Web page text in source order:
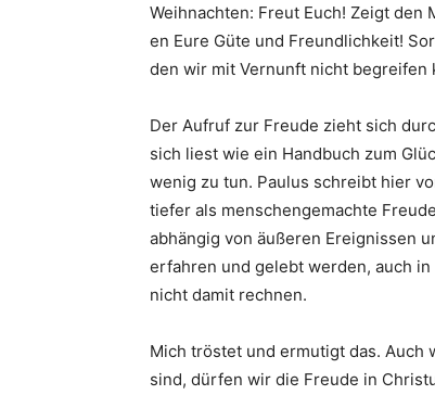
Weihnachten: Freut Euch! Zeigt den
en Eure Güte und Freundlichkeit!
den wir mit Vernunft nicht begreifen
Der Aufruf zur Freude zieht sich
sich liest wie ein Handbuch zum
wenig zu tun. Paulus schreibt hier
tiefer als menschengemachte
abhängig von äußeren Ereignissen
erfahren und gelebt werden, auch
nicht damit rechnen.
Mich tröstet und ermutigt das.
sind, dürfen wir die Freude in